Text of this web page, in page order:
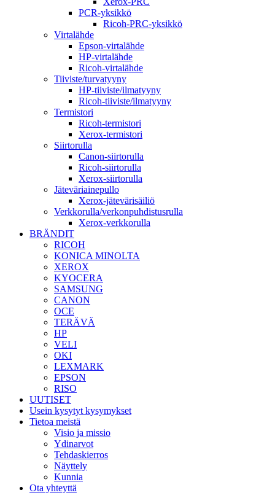
PCR-yksikkö
Ricoh-PRC-yksikkö
Virtalähde
Epson-virtalähde
HP-virtalähde
Ricoh-virtalähde
Tiiviste/turvatyyny
HP-tiiviste/ilmatyyny
Ricoh-tiiviste/ilmatyyny
Termistori
Ricoh-termistori
Xerox-termistori
Siirtorulla
Canon-siirtorulla
Ricoh-siirtorulla
Xerox-siirtorulla
Jäteväriainepullo
Xerox-jätevärisäiliö
Verkkorulla/verkonpuhdistusrulla
Xerox-verkkorulla
BRÄNDIT
RICOH
KONICA MINOLTA
XEROX
KYOCERA
SAMSUNG
CANON
OCE
TERÄVÄ
HP
VELI
OKI
LEXMARK
EPSON
RISO
UUTISET
Usein kysytyt kysymykset
Tietoa meistä
Visio ja missio
Ydinarvot
Tehdaskierros
Näyttely
Kunnia
Ota yhteyttä